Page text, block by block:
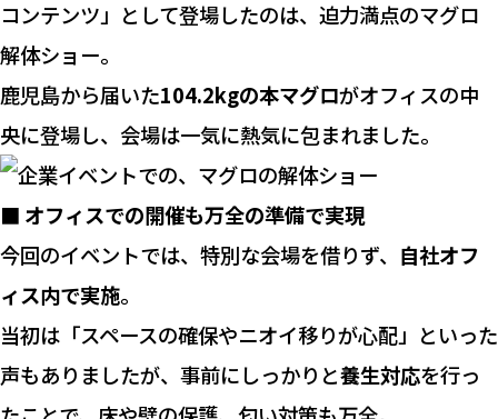
コンテンツ」として登場したのは、迫力満点のマグロ
解体ショー。
鹿児島から届いた104.2kgの本マグロがオフィスの中
央に登場し、会場は一気に熱気に包まれました。
■ オフィスでの開催も万全の準備で実現
今回のイベントでは、特別な会場を借りず、 自社オフ
ィス内で実施。
当初は「スペースの確保やニオイ移りが心配」といった
声もありましたが、事前にしっかりと養生対応を行っ